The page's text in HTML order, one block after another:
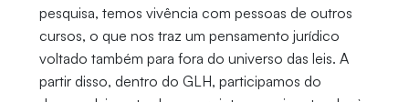
pesquisa, temos vivência com pessoas de outros
cursos, o que nos traz um pensamento jurídico
voltado também para fora do universo das leis. A
partir disso, dentro do GLH, participamos do